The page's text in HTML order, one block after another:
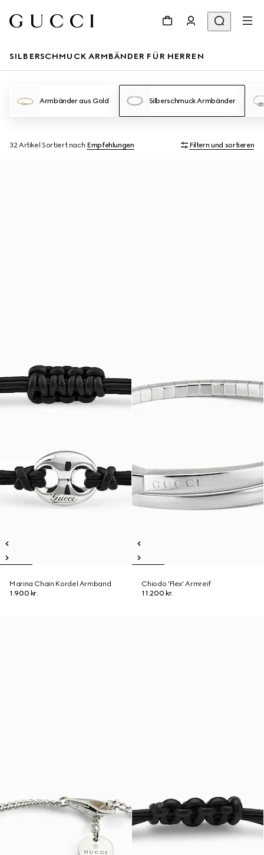
SILBERSCHMUCK ARMBÄNDER FÜR HERREN
Armbänder aus Gold Silberschmuck Armbänder
32 Artikel Sortiert nach Empfehlungen Filtern und sortieren
Marina Chain Kordel Armband
1.900 kr.
Chiodo 'Flex' Armreif
11.200 kr.